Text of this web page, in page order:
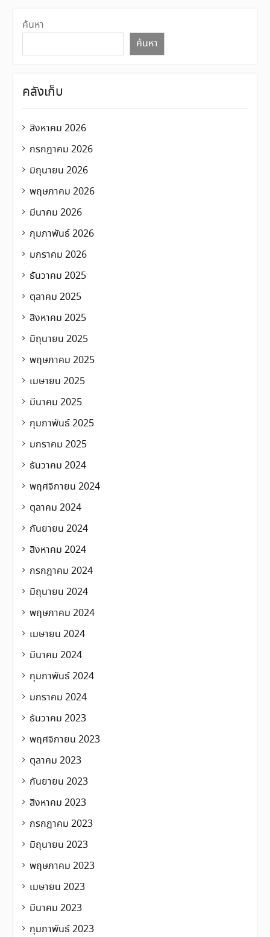
ค้นหา
ค้นหา
คลังเก็บ
สิงหาคม 2026
กรกฎาคม 2026
มิถุนายน 2026
พฤษภาคม 2026
มีนาคม 2026
กุมภาพันธ์ 2026
มกราคม 2026
ธันวาคม 2025
ตุลาคม 2025
สิงหาคม 2025
มิถุนายน 2025
พฤษภาคม 2025
เมษายน 2025
มีนาคม 2025
กุมภาพันธ์ 2025
มกราคม 2025
ธันวาคม 2024
พฤศจิกายน 2024
ตุลาคม 2024
กันยายน 2024
สิงหาคม 2024
กรกฎาคม 2024
มิถุนายน 2024
พฤษภาคม 2024
เมษายน 2024
มีนาคม 2024
กุมภาพันธ์ 2024
มกราคม 2024
ธันวาคม 2023
พฤศจิกายน 2023
ตุลาคม 2023
กันยายน 2023
สิงหาคม 2023
กรกฎาคม 2023
มิถุนายน 2023
พฤษภาคม 2023
เมษายน 2023
มีนาคม 2023
กุมภาพันธ์ 2023